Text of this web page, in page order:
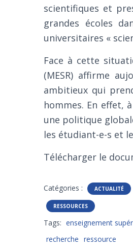
scientifiques et
grandes écoles
universitaires «
Face à cette
(MESR) affirme
ambitieux qui
hommes. En effet,
une politique
les étudiant-e-s et
Télécharger le
Catégories : ACTUALITÉ
RESSOURCES
Tags: enseignement
recherche ressource